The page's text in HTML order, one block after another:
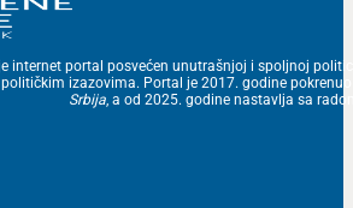
internet portal posvećen unutrašnjoj i spoljnoj
izazovima. Portal je 2017. godine
Srbija, a od 2025. godine nastavlja sa